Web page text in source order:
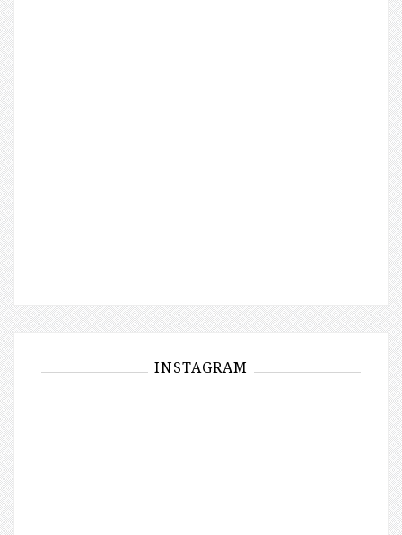
INSTAGRAM